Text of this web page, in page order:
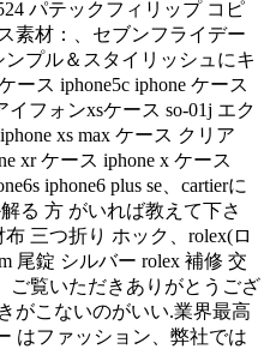
パテックフィリップ コピ
素材：、セブンフライデー
プル＆スタイリッシュにキ
ース iphone5c iphone ケース
イフォンxsケース so-01j エク
xs max ケース クリア
xr ケース iphone x ケース
iphone6 plus se、cartierに
る 方 がいれば教えて下さ
三つ折り ホック、rolex(ロ
尾錠 シルバー rolex 補修 交
ご覧いただきありがとうござ
がこないのがいい.業界最高
はファッション、弊社では